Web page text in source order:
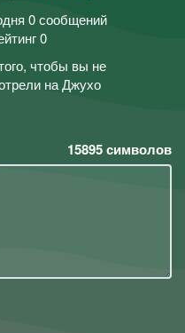
0 сообщений
0
чтобы вы не
на Джухо
15895символов